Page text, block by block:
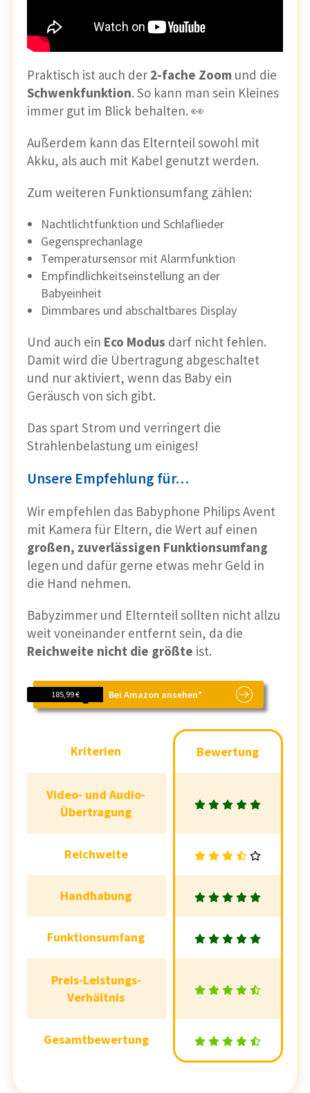
Praktisch ist auch der 2-fache Zoom und die
Schwenkfunktion. So kann man sein Kleines
immer gut im Blick behalten. 👀
Außerdem kann das Elternteil sowohl mit
Akku, als auch mit Kabel genutzt werden.
Zum weiteren Funktionsumfang zählen:
Nachtlichtfunktion und Schlaflieder
Gegensprechanlage
Temperatursensor mit Alarmfunktion
Empfindlichkeitseinstellung an der
Babyeinheit
Dimmbares und abschaltbares Display
Und auch ein Eco Modus darf nicht fehlen.
Damit wird die Übertragung abgeschaltet
und nur aktiviert, wenn das Baby ein
Geräusch von sich gibt.
Das spart Strom und verringert die
Strahlenbelastung um einiges!
Unsere Empfehlung für…
Wir empfehlen das Babyphone Philips Avent
mit Kamera für Eltern, die Wert auf einen
großen, zuverlässigen Funktionsumfang
legen und dafür gerne etwas mehr Geld in
die Hand nehmen.
Babyzimmer und Elternteil sollten nicht allzu
weit voneinander entfernt sein, da die
Reichweite nicht die größte ist.
Bei Amazon ansehen*
185,99 €
Kriterien Bewertung
Video- und Audio-
Übertragung
Reichweite
Handhabung
Funktionsumfang
Preis-Leistungs-
Verhältnis
Gesamtbewertung
Bewertung
Kriterien
Video- und Audio-
Übertragung
Reichweite
Handhabung
Funktionsumfang
Preis-Leistungs-
Verhältnis
Gesamtbewertung